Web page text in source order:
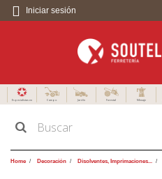
Iniciar sesión
Especialistas en Campo Jardín Forestal Menaje
Home Decoración Disolventes, Imprimaciones...